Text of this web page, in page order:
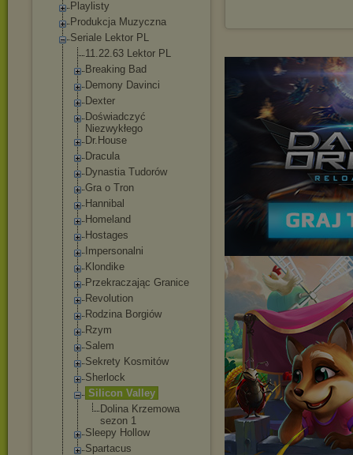
Playlisty
Produkcja Muzyczna
Seriale Lektor PL
11.22.63 Lektor PL
Breaking Bad
Demony Davinci
Dexter
Doświadczyć
Niezwykłego
Dr.House
Dracula
Dynastia Tudorów
Gra o Tron
Hannibal
Homeland
Hostages
Impersonalni
Klondike
Przekraczając Granice
Revolution
Rodzina Borgiów
Rzym
Salem
Sekrety Kosmitów
Sherlock
Silicon Valley
Dolina Krzemowa
sezon 1
Sleepy Hollow
Spartacus